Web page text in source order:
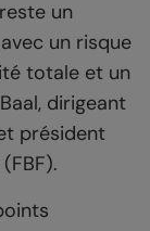
un
un risque
totale et un
dirigeant
président